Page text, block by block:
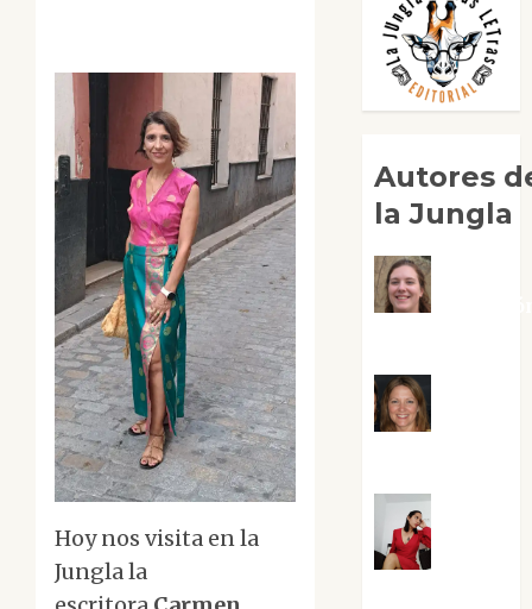
Hoy nos visita en la
Jungla la
Autores
la Jungla